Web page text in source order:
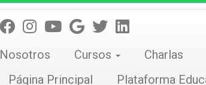
Nosotros Cursos Charlas
Página Principal
Plataforma